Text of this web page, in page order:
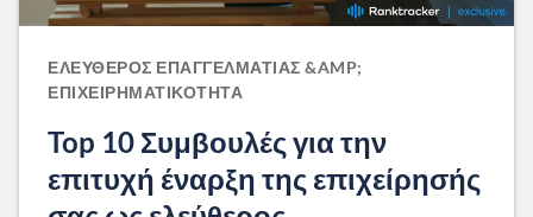
ΕΛΕΎΘΕΡΟΣ ΕΠΑΓΓΕΛΜΑΤΊΑΣ &AMP;
ΕΠΙΧΕΙΡΗΜΑΤΙΚΌΤΗΤΑ
Top 10 Συμβουλές για την
επιτυχή έναρξη της επιχείρησής